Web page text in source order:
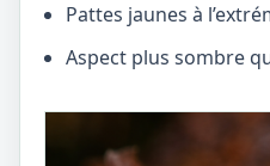
Pattes jaunes à
Aspect plus sombre